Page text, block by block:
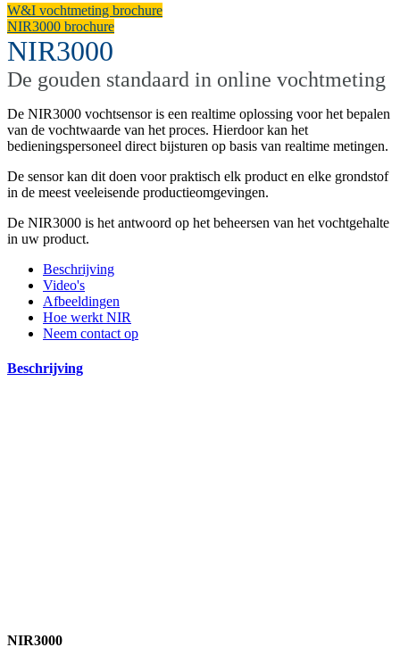
W&I vochtmeting brochure
NIR3000 brochure
NIR3000
De gouden standaard in online vochtmeting
De NIR3000 vochtsensor is een realtime oplossing voor het bepalen
van de vochtwaarde van het proces. Hierdoor kan het
bedieningspersoneel direct bijsturen op basis van realtime metingen.
De sensor kan dit doen voor praktisch elk product en elke grondstof
in de meest veeleisende productieomgevingen.
De NIR3000 is het antwoord op het beheersen van het vochtgehalte
in uw product.
Beschrijving
Video's
Afbeeldingen
Hoe werkt NIR
Neem contact op
Beschrijving
NIR3000